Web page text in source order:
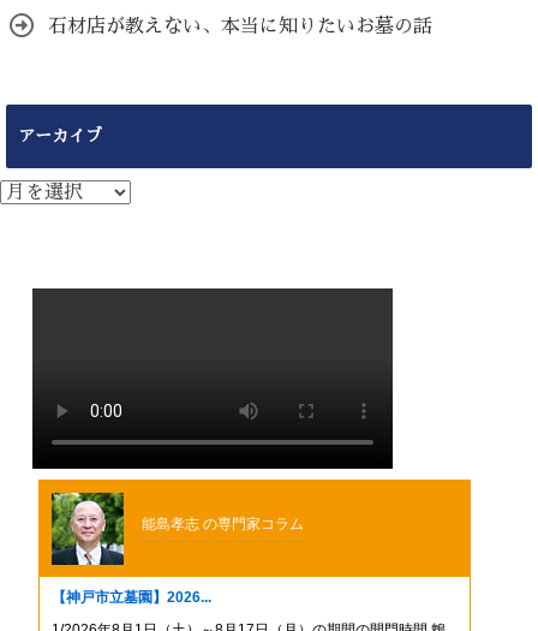
石材店が教えない、本当に知りたいお墓の話
アーカイブ
ア
ー